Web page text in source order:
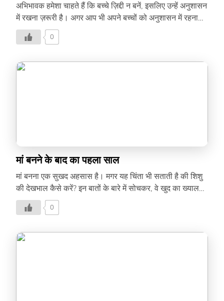
अभिभावक हमेशा चाहते हैं कि बच्चे ज़िद्दी न बनें, इसलिए उन्हें अनुशासन
में रखना ज़रूरी है। अगर आप भी अपने बच्चों को अनुशासन में रहना
सिखा रहे हैं, तो लेख खास आपके लिए है-
0
मां बनने के बाद का पहला साल
मां बनना एक सुखद अहसास है। मगर यह चिंता भी सताती है की शिशु
की देखभाल कैसे करें? इन बातों के बारे में सोचकर, वे खुद का ख्याल
रखना ही भूल जाती है। मां बनने के बाद खुद की देखभाल कैसे करें,
जानिये इस लेख में-
0